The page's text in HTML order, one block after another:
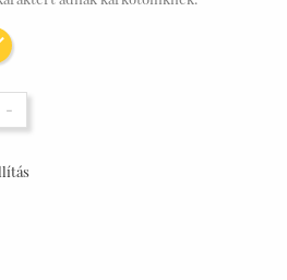
Sárga arany bevonat
-